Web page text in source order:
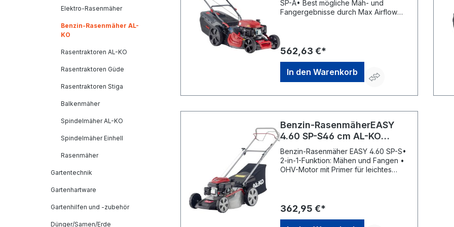
Elektro-Rasenmäher
Benzin-Rasenmäher AL-
KO
Rasentraktoren AL-KO
Rasentraktoren Güde
Rasentraktoren Stiga
Balkenmäher
Spindelmäher AL-KO
Spindelmäher Einhell
Rasenmäher
Gartentechnik
Gartenhartware
Gartenhilfen und -zubehör
Dünger/Samen/Erde
SP-A• Best mögliche Mäh- und
Fangergebnisse durch Max Airflow
Hinterradantrieb 1-Gang, ca. 3,5 km/h
• Praktischer Fronttragegriff •
Ergonomisch geformter Führungsholm
mit Komfortgriff • Kugelgelagerte
Räder für leichtes Schieben •
Gehäuse aus Stahlblech
Geräte GmbH, Ichenhauser Straße 14,
89359 Kötz, DE, +4982212030,
gardentech@al-ko.de
562,63 €*
In den Warenkorb
Benzin-RasenmäherEASY
4.60 SP-S46 cm AL-KO
Tech140
Benzin-Rasenmäher EASY 4.60 SP-S•
2-in-1-Funktion: Mähen und Fangen •
OHV-Motor mit Primer für leichtes
Gewebefangbox für platzsparende
Lagerung • Zentrale
Schnitthöhenverstellung •
362,95 €*